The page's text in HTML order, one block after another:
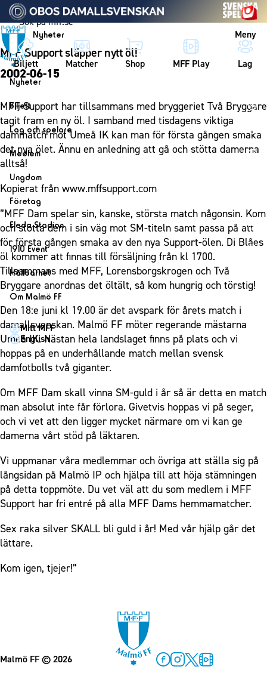
Vidare till innehållet
Nyheter Meny
Biljett Matcher Shop MFF Play Lag
Nyheter
Nyheter
Kalender
Biljett
Biljett
Årskort herr
Årskort dam
Mitt MFF
Biljetter till bortamatcher
Biljettvillkor
Lag och spelare
Lag
Herrlaget
Spelare
Ledarstab
Damlaget
Spelare
Ledarstab
Medlem
Medlemskap i Malmö FF
Årsmöte 2026
Ungdom
MFF Ungdom
Sommarfotboll
Skånecupen
Fotbollsskolan
Fotbollsnätverket
P19
F19
P17
F17
Malmö Trophy
Företag
Bli företagspartner
Nätverket
Klubbstolar
Partner dam
Eleda Stadion
Eleda Stadion
Erics Bar & Restaurang
Matchdag på Eleda Stadion
MFF-museet & rundvandringar
1910 Event
1910 Event
Fest & Event
Konferens
Möte
Mässa
Sommarfest
Inspiration
Vanliga frågor om 1910 Event
Hållbarhet
Hållbarhet
Himmelsblå framtid – en match för miljön
MFF i samhället
Laget för alla
Nattfotboll
Himmelsblå Tillsammans
Karriärakademin
Grundskolefotboll mot rasismer
Fonder
Om Malmö FF
Om Malmö FF
Kontakt
Press och media
Historik – herrlaget
Historik – damlaget
Närstående organisationer
Policydokument
Mitt MFF
English
MFF Support släpper nytt öl!
2002-06-15
MFF Support har tillsammans med bryggeriet Två Bryggare
tagit fram en ny öl. I samband med tisdagens viktiga
dammatch mot Umeå IK kan man för första gången smaka
det nya ölet. Ännu en anledning att gå och stötta damerna
alltså!
Kopierat från www.mffsupport.com
”MFF Dam spelar sin, kanske, största match någonsin. Kom
och stötta dem i sin väg mot SM-titeln samt passa på att
för första gången smaka av den nya Support-ölen. Di Blåes
öl kommer att finnas till försäljning från kl 1700.
Tillsammans med MFF, Lorensborgskrogen och Två
Bryggare anordnas det öltält, så kom hungrig och törstig!
Den 18:e juni kl 19.00 är det avspark för årets match i
damallsvenskan. Malmö FF möter regerande mästarna
Umeå IK. Nästan hela landslaget finns på plats och vi
hoppas på en underhållande match mellan svensk
damfotbolls två giganter.
Om MFF Dam skall vinna SM-guld i år så är detta en match
man absolut inte får förlora. Givetvis hoppas vi på seger,
och vi vet att den ligger mycket närmare om vi kan ge
damerna vårt stöd på läktaren.
Vi uppmanar våra medlemmar och övriga att ställa sig på
långsidan på Malmö IP och hjälpa till att höja stämningen
på detta toppmöte. Du vet väl att du som medlem i MFF
Support har fri entré på alla MFF Dams hemmamatcher.
Sex raka silver SKALL bli guld i år! Med vår hjälp går det
lättare.
Kom igen, tjejer!”
Malmö FF© 2026